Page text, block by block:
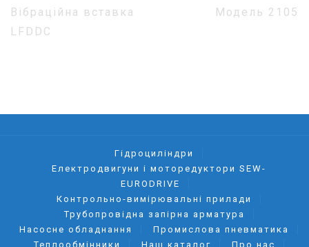
Навігація
записів
Вібраційна вставка
LFDDC
Модель 2105
Гідроциліндри
Електродвигуни і моторедуктори SEW-
EURODRIVE
Контрольно-вимірювальні прилади
Трубопровідна запірна арматура
Насосне обладнання
Промислова пневматика
Теплообмінники
Наш каталог Про нас